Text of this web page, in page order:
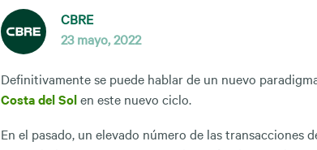
CBRE
23 mayo, 2022
Definitivamente se puede hablar de un nuevo
Costa del Solen este nuevo ciclo.
En el pasado, un elevado número de las transacciones